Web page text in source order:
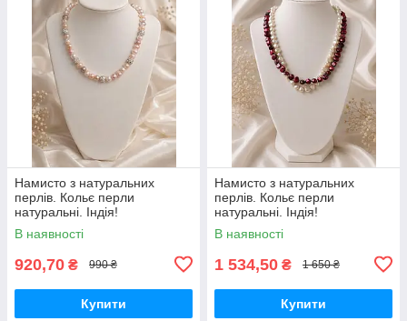
Намисто з натуральних
перлів. Кольє перли
натуральні. Індія!
В наявності
920,70 ₴ 990 ₴
Купити
Намисто з натуральних
перлів. Кольє перли
натуральні. Індія!
В наявності
1 534,50 ₴ 1 650 ₴
Купити